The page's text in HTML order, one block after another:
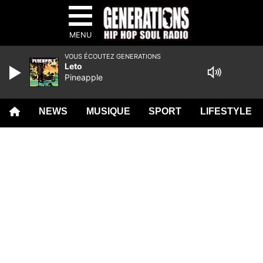
MENU
NEWS MUSIQUE SPORT LIFESTYLE
VOUS ÉCOUTEZ GENERATIONS
Leto
Pineapple